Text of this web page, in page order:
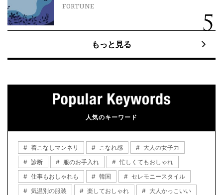
FORTUNE
もっと見る
人気のキーワード
着こなしマンネリ こなれ感
大人の女子力
診断
服のお手入れ
忙しくてもおしゃれ
仕事もおしゃれも
韓国
セレモニースタイル
気温別の服装
楽しておしゃれ 大人かっこいい